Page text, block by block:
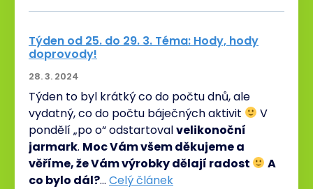
Týden od 25. do 29. 3. Téma: Hody, hody
doprovody!
28. 3. 2024
Týden to byl krátký co do počtu dnů, ale
vydatný, co do počtu báječných aktivit
V
pondělí „po o“ odstartovalvelikonoční
jarmark. Moc Vám všem děkujeme a
věříme, že Vám výrobky dělají radost
A
co bylo dál?… Celý článek